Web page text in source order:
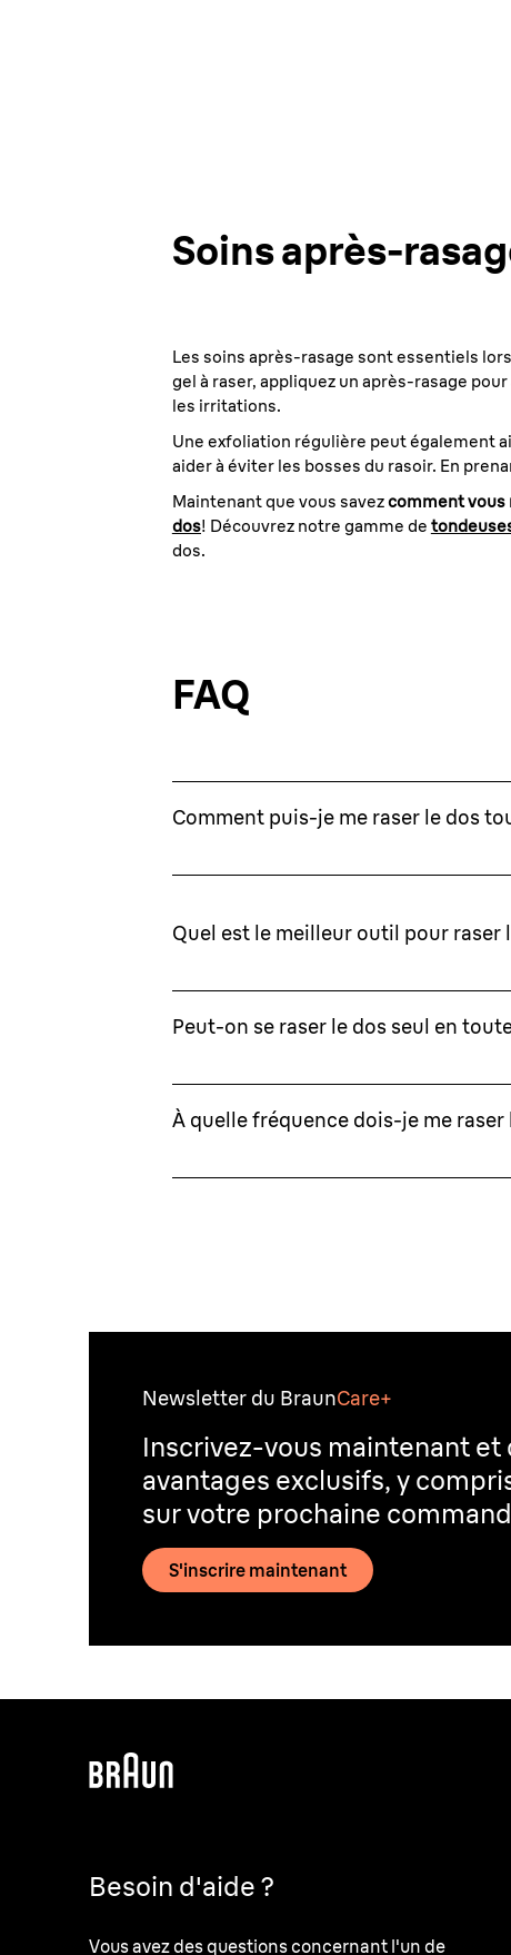
Soins après-
Les soins après-rasage sont essentiels
gel à raser, appliquez un après-rasage
les irritations.
Une exfoliation régulière peut également
aider à éviter les bosses du rasoir. En
Maintenant que vous savezcomment vous
dos! Découvrez notre gamme de
dos.
FAQ
Comment puis-je me raser le dos
Quel est le meilleur outil pour raser
Peut-on se raser le dos seul en
À quelle fréquence dois-je me raser
Newsletter du BraunCare+
Inscrivez-vous maintenant et
avantages exclusifs, y
sur votre prochaine
S'inscrire maintenant
Besoin d'aide ?
Vous avez des questions concernant l'un de